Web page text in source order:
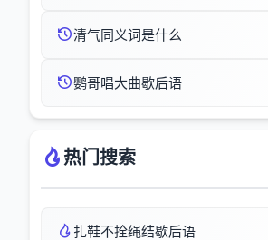
清气同义词是什么
鹦哥唱大曲歇后语
热门搜索
扎鞋不拴绳结歇后语